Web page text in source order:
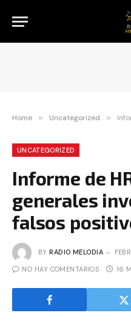
Home » Uncategorized »
UNCATEGORIZED
Informe de
generales
falsos
BY RADIO MELODIA
NO HAY COMENTARIOS 16